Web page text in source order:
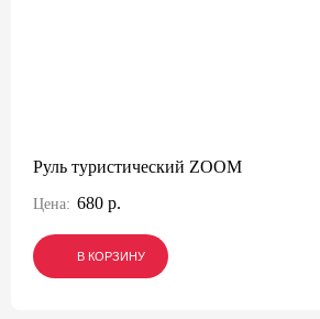
Руль туристический ZOOM
Цена: 680 р.
В КОРЗИНУ
В КОРЗИНУ
В КОРЗИНУ